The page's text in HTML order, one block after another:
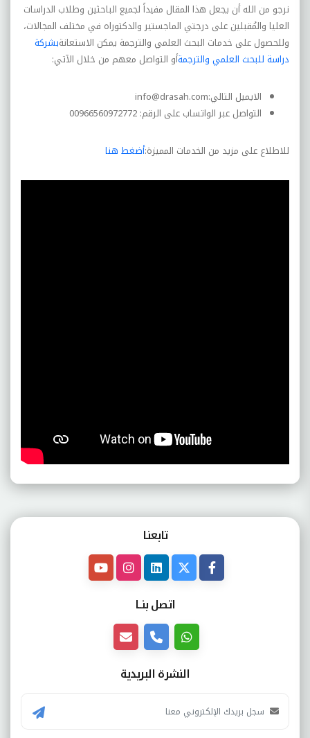
نرجو من الله أن يجعل هذا المقال مفيداً لجميع الباحثين وطلاب الدراسات
العليا والمُقبلين على درجتي الماجستير والدكتوراه في مختلف المجالات،
وللحصول على خدمات البحث العلمي والترجمة يمكن الاستعانةبشركة
دراسة للبحث العلمي والترجمةأو التواصل معهم من خلال الآتي:
الايميل التالي:info@drasah.com
التواصل عبر الواتساب على الرقم: 00966560972772
للاطلاع على مزيد من الخدمات المميزة:أضغط هنا
تابعنـا
اتصل بنــا
النشرة البريدية